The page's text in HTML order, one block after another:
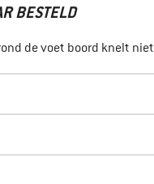
BESTELD
de voet boord knelt niet